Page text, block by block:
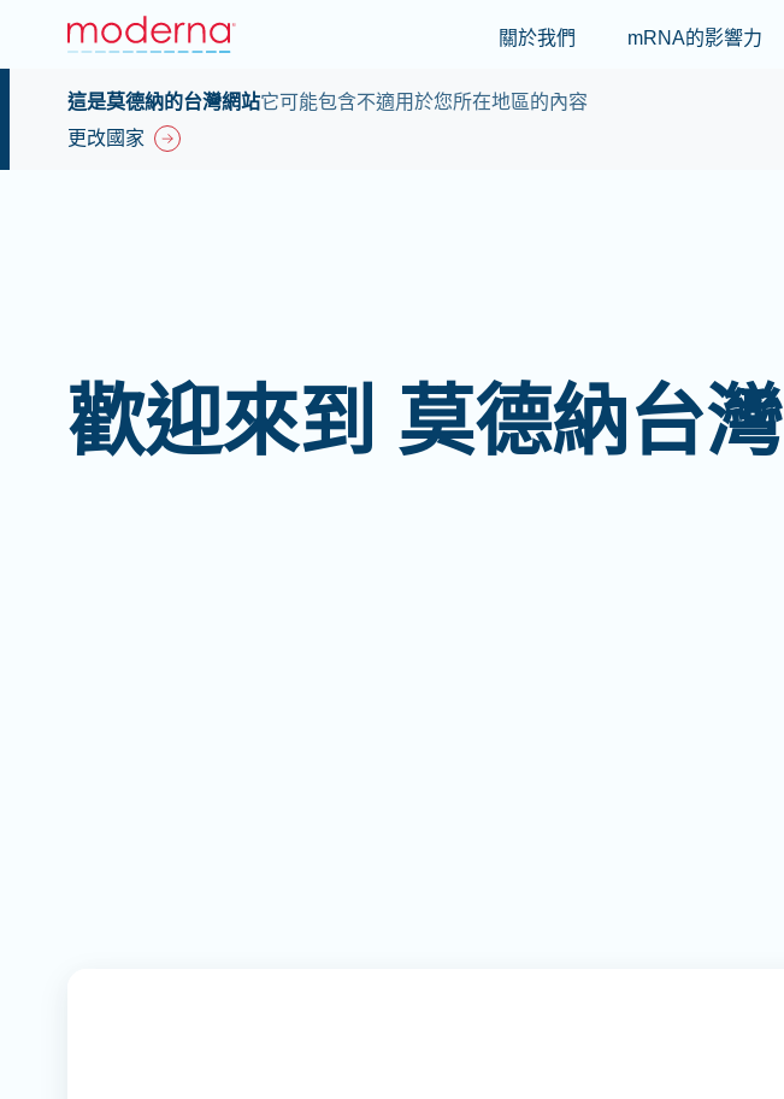
關於我們 mRNA的影響力
這是莫德納的台灣網站它可能包含不適用於您所在地區的內容
更改國家
歡迎來到 莫德納台灣